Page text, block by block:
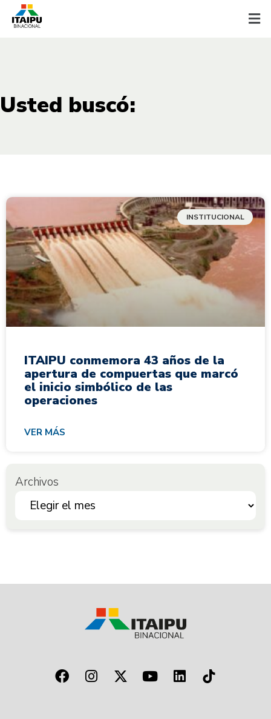
Usted buscó:
INSTITUCIONAL
ITAIPU conmemora 43 años de la
apertura de compuertas que marcó
el inicio simbólico de las
operaciones
VER MÁS
Archivos